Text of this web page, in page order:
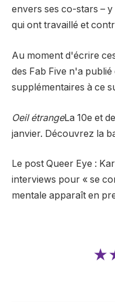
envers ses co-stars –
qui ont travaillé et
Au moment d'écrire
des Fab Five n'a
supplémentaires à ce
Oeil étrangeLa 10e et
janvier. Découvrez la
Le post Queer Eye :
interviews pour « se
mentale apparaît en